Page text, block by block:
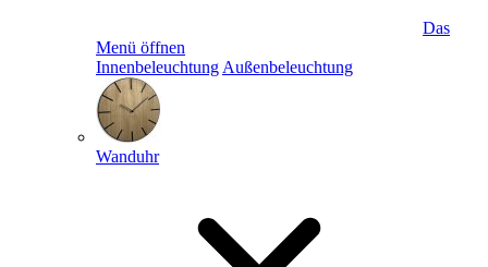
Das
Menü öffnen
Innenbeleuchtung Außenbeleuchtung
Wanduhr